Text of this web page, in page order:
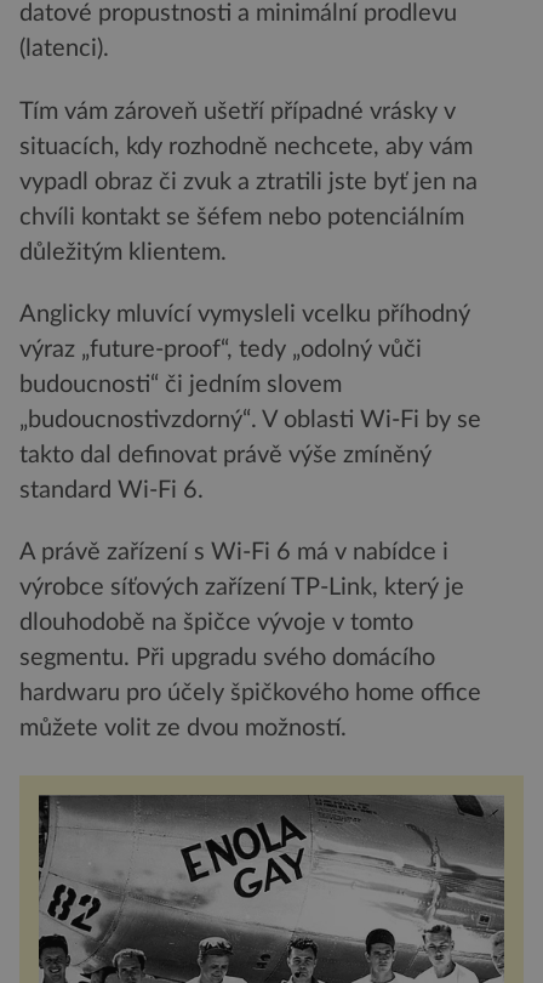
datové propustnosti a minimální prodlevu
(latenci).
Tím vám zároveň ušetří případné vrásky v
situacích, kdy rozhodně nechcete, aby vám
vypadl obraz či zvuk a ztratili jste byť jen na
chvíli kontakt se šéfem nebo potenciálním
důležitým klientem.
Anglicky mluvící vymysleli vcelku příhodný
výraz „future-proof“, tedy „odolný vůči
budoucnosti“ či jedním slovem
„budoucnostivzdorný“. V oblasti Wi-Fi by se
takto dal definovat právě výše zmíněný
standard Wi-Fi 6.
A právě zařízení s Wi-Fi 6 má v nabídce i
výrobce síťových zařízení TP-Link, který je
dlouhodobě na špičce vývoje v tomto
segmentu. Při upgradu svého domácího
hardwaru pro účely špičkového home office
můžete volit ze dvou možností.